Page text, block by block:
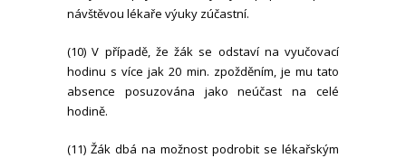
návštěvou lékaře výuky zúčastní.
(10) V případě, že žák se odstaví na vyučovací
hodinu s více jak 20 min. zpožděním, je mu tato
absence posuzována jako neúčast na celé
hodině.
(11) Žák dbá na možnost podrobit se lékařským